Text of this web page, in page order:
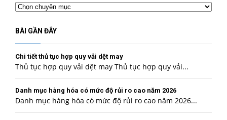
Chuyên
mục
BÀI GẦN ĐÂY
Chi tiết thủ tục hợp quy vải dệt may
Thủ tục hợp quy vải dệt may Thủ tục hợp quy vải...
Danh mục hàng hóa có mức độ rủi ro cao năm 2026
Danh mục hàng hóa có mức độ rủi ro cao năm 2026...